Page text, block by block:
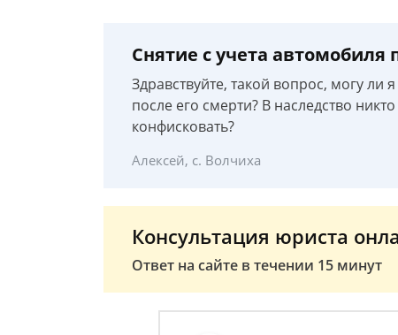
Снятие с учета автомобиля
Здравствуйте, такой вопрос, могу ли
после его смерти? В наследство
конфисковать?
Алексей, с. Волчиха
Консультация юриста
Ответ на сайте в течении 15 минут